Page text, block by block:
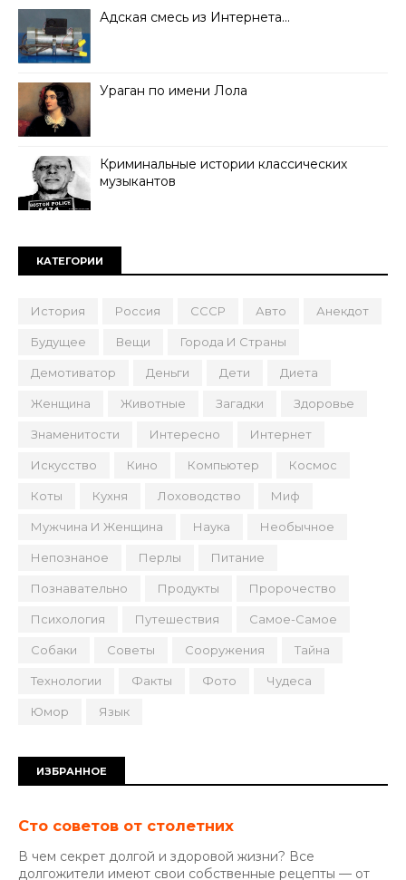
Адская смесь из Интернета…
Ураган по имени Лола
Криминальные истории классических
музыкантов
КАТЕГОРИИ
История Россия СССР Авто Анекдот
Будущее Вещи Города И Страны
Демотиватор Деньги Дети Диета
Женщина Животные Загадки Здоровье
Знаменитости Интересно Интернет
Искусство Кино Компьютер Космос
Коты Кухня Лоховодство Миф
Мужчина И Женщина Наука Необычное
Непознаное Перлы Питание
Познавательно Продукты Пророчество
Психология Путешествия Самое-Самое
Собаки Советы Сооружения Тайна
Технологии Факты Фото Чудеса
Юмор Язык
ИЗБРАННОЕ
Сто советов от столетних
В чем секрет долгой и здоровой жизни? Все
долгожители имеют свои собственные рецепты — от